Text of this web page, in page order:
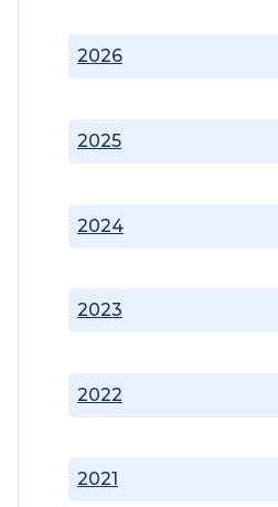
2021
2022
2023
2024
2025
2026